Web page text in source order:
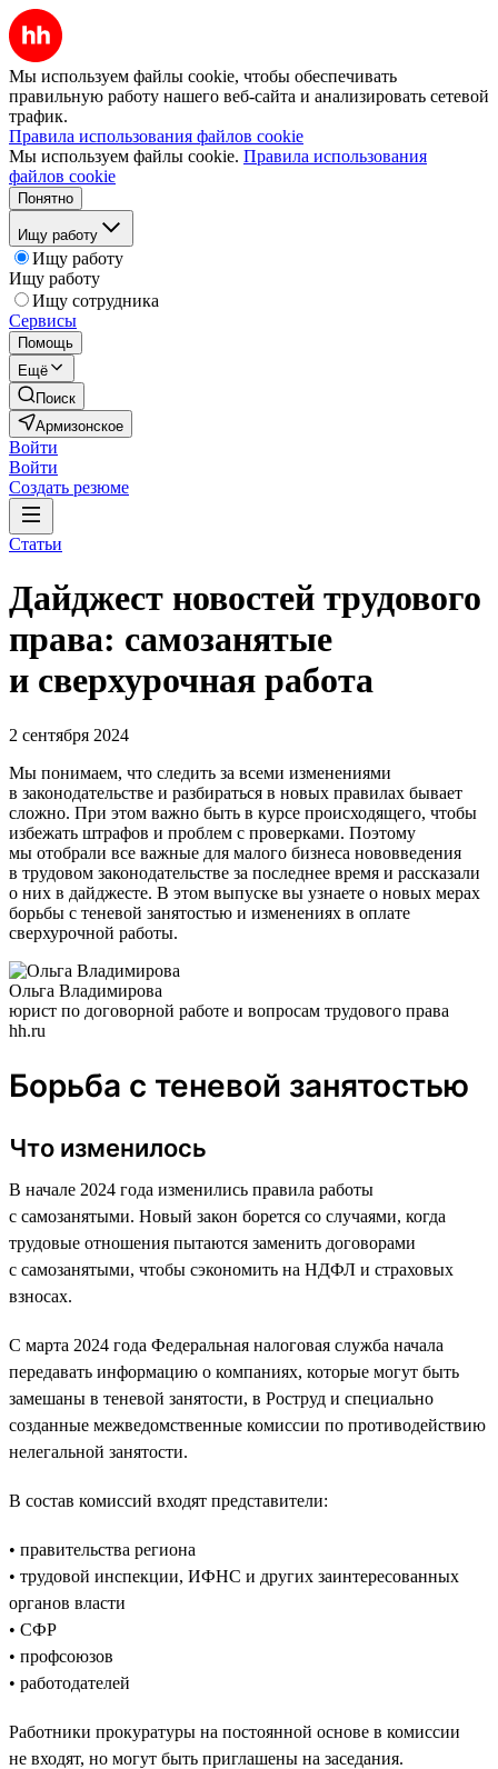
Мы используем файлы cookie, чтобы обеспечивать
правильную работу нашего веб-сайта и анализировать сетевой
трафик.
Правила использования файлов cookie
Мы используем файлы cookie. Правила использования
файлов cookie
Понятно
Ищу работу
Ищу работу
Ищу работу
Ищу сотрудника
Сервисы
Помощь
Ещё
Поиск
Армизонское
Войти
Войти
Создать резюме
Статьи
Дайджест новостей трудового
права: самозанятые
и сверхурочная работа
2 сентября 2024
Мы понимаем, что следить за всеми изменениями
в законодательстве и разбираться в новых правилах бывает
сложно. При этом важно быть в курсе происходящего, чтобы
избежать штрафов и проблем с проверками. Поэтому
мы отобрали все важные для малого бизнеса нововведения
в трудовом законодательстве за последнее время и рассказали
о них в дайджесте. В этом выпуске вы узнаете о новых мерах
борьбы с теневой занятостью и изменениях в оплате
сверхурочной работы.
Ольга Владимирова
юрист по договорной работе и вопросам трудового права
hh.ru
Борьба с теневой занятостью
Что изменилось
В начале 2024 года изменились правила работы
с самозанятыми. Новый закон борется со случаями, когда
трудовые отношения пытаются заменить договорами
с самозанятыми, чтобы сэкономить на НДФЛ и страховых
взносах.
С марта 2024 года Федеральная налоговая служба начала
передавать информацию о компаниях, которые могут быть
замешаны в теневой занятости, в Роструд и специально
созданные межведомственные комиссии по противодействию
нелегальной занятости.
В состав комиссий входят представители:
• правительства региона
• трудовой инспекции, ИФНС и других заинтересованных
органов власти
• СФР
• профсоюзов
• работодателей
Работники прокуратуры на постоянной основе в комиссии
не входят, но могут быть приглашены на заседания.